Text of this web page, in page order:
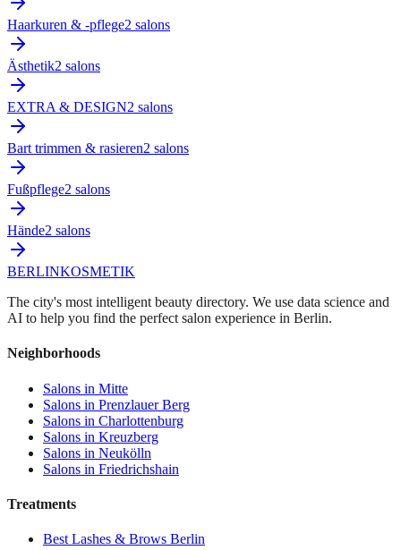
Haarkuren & -pflege2 salons
Ästhetik2 salons
EXTRA & DESIGN2 salons
Bart trimmen & rasieren2 salons
Fußpflege2 salons
Hände2 salons
BERLINKOSMETIK
The city's most intelligent beauty directory. We use data science and
AI to help you find the perfect salon experience in Berlin.
Neighborhoods
Salons in Mitte
Salons in Prenzlauer Berg
Salons in Charlottenburg
Salons in Kreuzberg
Salons in Neukölln
Salons in Friedrichshain
Treatments
Best Lashes & Brows Berlin